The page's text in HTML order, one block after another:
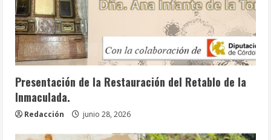
Info. Parroquial Tablón Anuncios
Presentación de la Restauración del Retablo de la
Inmaculada.
Redacción junio 28, 2026